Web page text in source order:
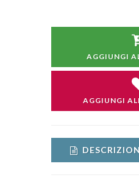
AGGIUNGI
AGGIUNGI